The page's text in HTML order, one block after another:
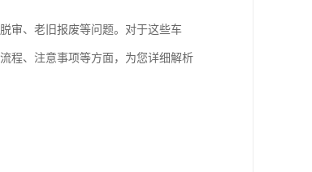
审、老旧报废等问题。对于这些车
程、注意事项等方面，为您详细解析